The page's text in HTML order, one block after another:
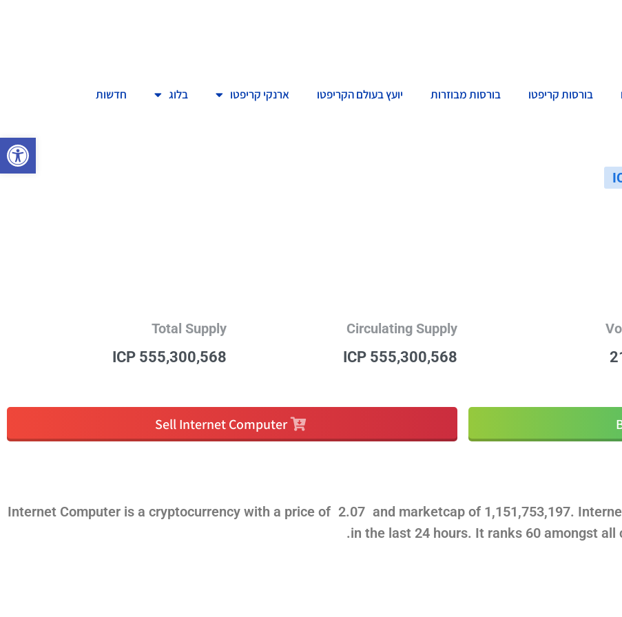
פתח
בורסות קריפטו בורסות מבוזרות יועץ בעולם הקריפטו ארנקי קריפטו בלוג חדשות
Circulating Supply
555,300,568 ICP
Total Supply
555,300,568 ICP
Sell Internet Computer
Internet Computer is a cryptocurrency with a price of 2.07 and marketcap of 1,151,753,197.
in the last 24 hours. It ranks 60 amongst
.